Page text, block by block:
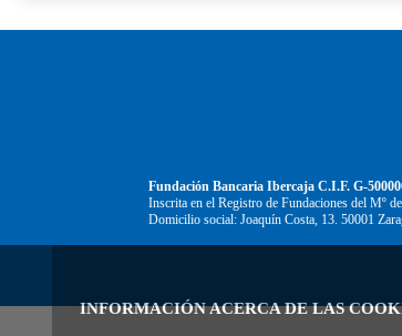
INFORMACIÓN ACERCA DE LAS
Fundación Bancaria Ibercaja C.I.F. G-
Inscrita en el Registro de Fundaciones del Mº
Domicilio social: Joaquín Costa, 13. 50001